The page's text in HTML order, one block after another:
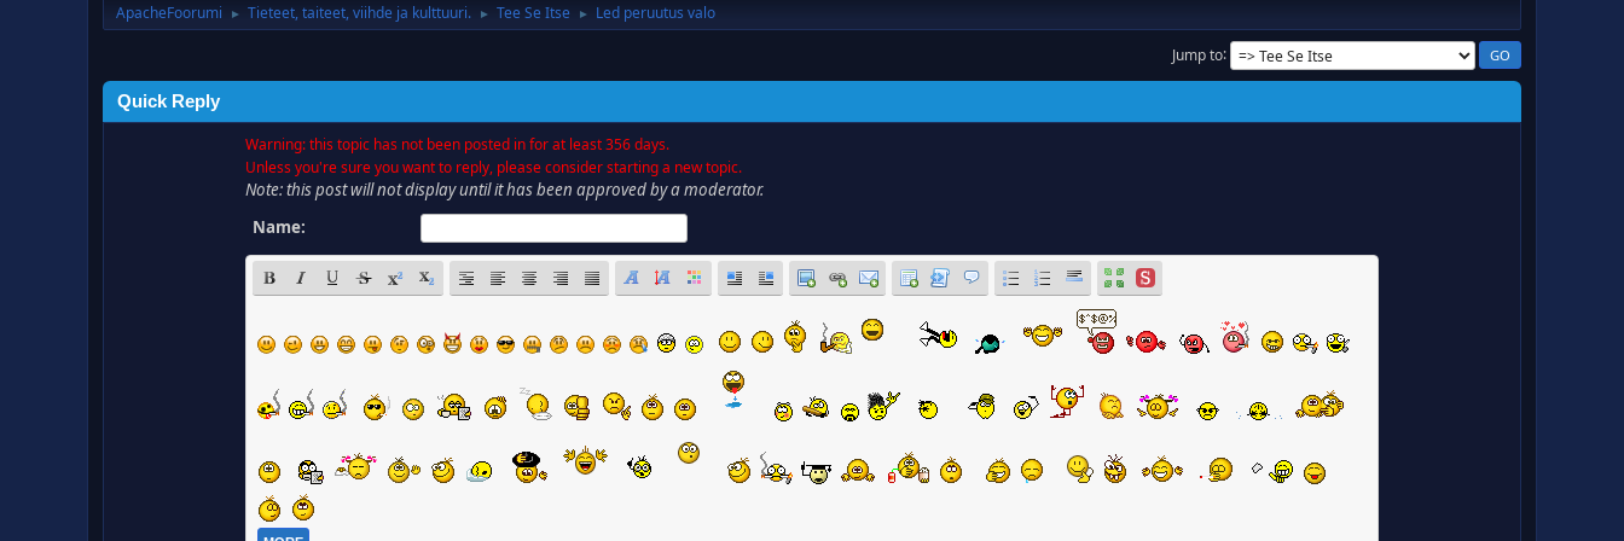
ApacheFoorumi ► Tieteet, taiteet, viihde ja kulttuuri. ► Tee Se Itse ► Led peruutus valo
Jump to
Quick Reply
Warning: this topic has not been posted in for at least 356 days.
Unless you're sure you want to reply, please consider starting a new topic.
Note: this post will not display until it has been approved by a moderator.
Name: